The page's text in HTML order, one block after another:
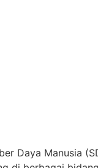
Daya Manusia